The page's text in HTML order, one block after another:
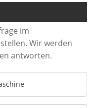
im
Wir werden
antworten.